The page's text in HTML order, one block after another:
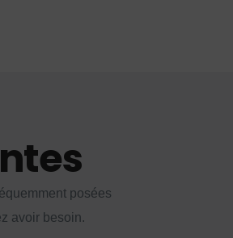
posées
avoir besoin.